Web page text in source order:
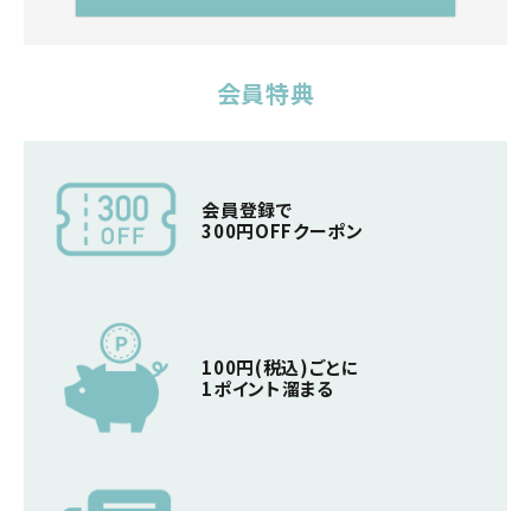
会員特典
会員登録で
300円OFFクーポン
100円(税込)ごとに
1ポイント溜まる